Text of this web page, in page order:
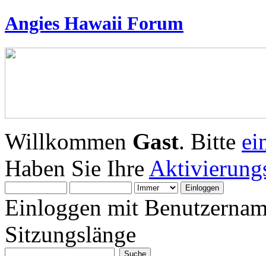
Angies Hawaii Forum
Willkommen Gast. Bitte
Haben Sie Ihre
Einloggen mit
Sitzungslänge